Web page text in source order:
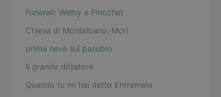
Funerali: Welby e Pinochet
Chiesa di Montalbano, Mori
prima neve sul pasubio
Il grande dittatore
Quando tu mi hai detto Entramelo